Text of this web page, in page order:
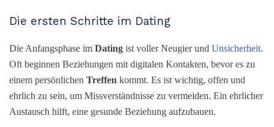
Die ersten Schritte im Dating
Die Anfangsphase im Dating ist voller Neugier und Unsicherheit.
Oft beginnen Beziehungen mit digitalen Kontakten, bevor es zu
einem persönlichen Treffen kommt. Es ist wichtig, offen und
ehrlich zu sein, um Missverständnisse zu vermeiden. Ein ehrlicher
Austausch hilft, eine gesunde Beziehung aufzubauen.